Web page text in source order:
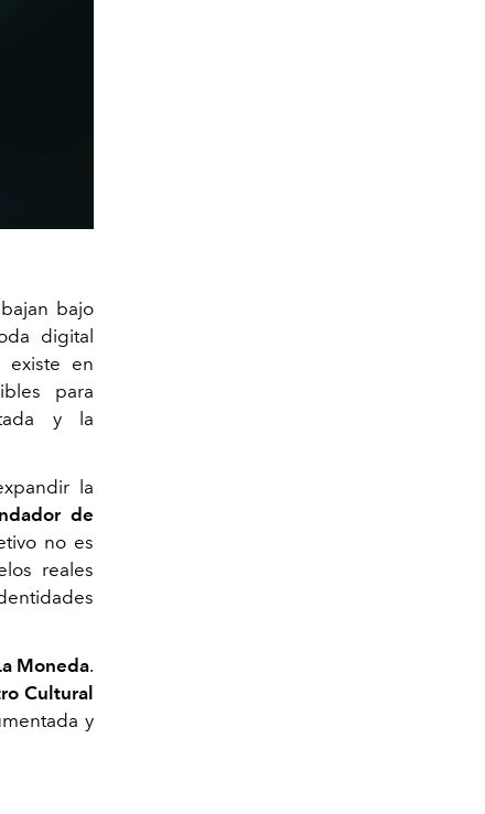
bajo
digital
existe en
para
y la
la
de
no es
reales
Moneda.
Cultural
y